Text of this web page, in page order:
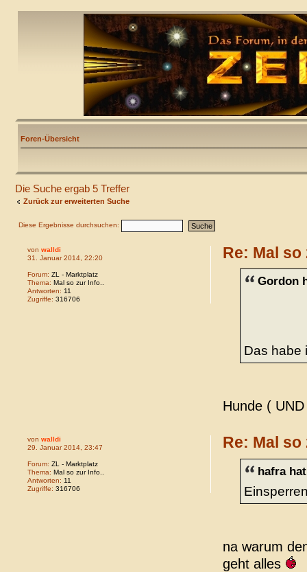
Foren-Übersicht
Die Suche ergab 5 Treffer
Zurück zur erweiterten Suche
Diese Ergebnisse durchsuchen:
Re: Mal so
Gordon
Das habe
Hunde (
von walldi
31. Januar 2014, 22:20
Forum: ZL - Marktplatz
Thema: Mal so zur Info..
Antworten: 11
Zugriffe: 316706
Re: Mal so
hafra
na warum
geht alles
von walldi
29. Januar 2014, 23:47
Forum: ZL - Marktplatz
Thema: Mal so zur Info..
Antworten: 11
Zugriffe: 316706